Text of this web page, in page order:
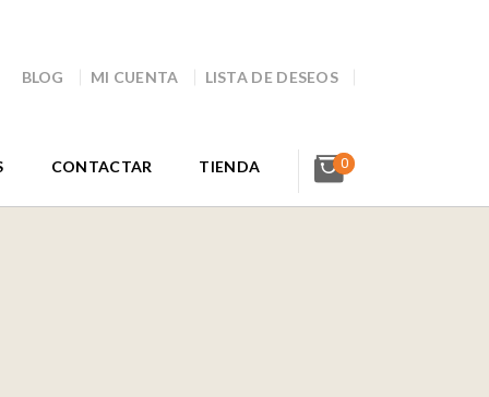
BLOG MI CUENTA LISTA DE DESEOS
CONTACTAR TIENDA 0